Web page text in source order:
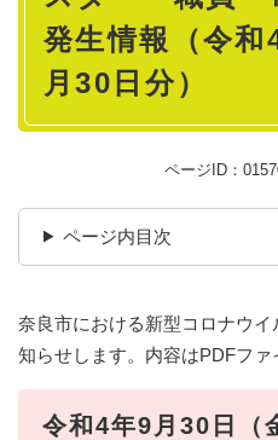
発生情報（令
月30日分）
ページID：
ページ内目次
奈良市における新型コロナウ
知らせします。内容はPDFファ
令和4年9月30日（